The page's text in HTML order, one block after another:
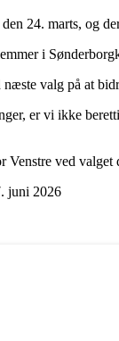
24. marts, og
i
valg på at
er vi ikke
ved valget
juni 2026